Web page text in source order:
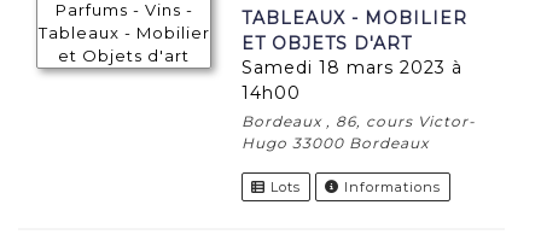
TABLEAUX - MOBILIER
ET OBJETS D'ART
samedi 18 mars 2023 à
14h00
Bordeaux , 86, cours Victor-
Hugo 33000 Bordeaux
Lots Informations